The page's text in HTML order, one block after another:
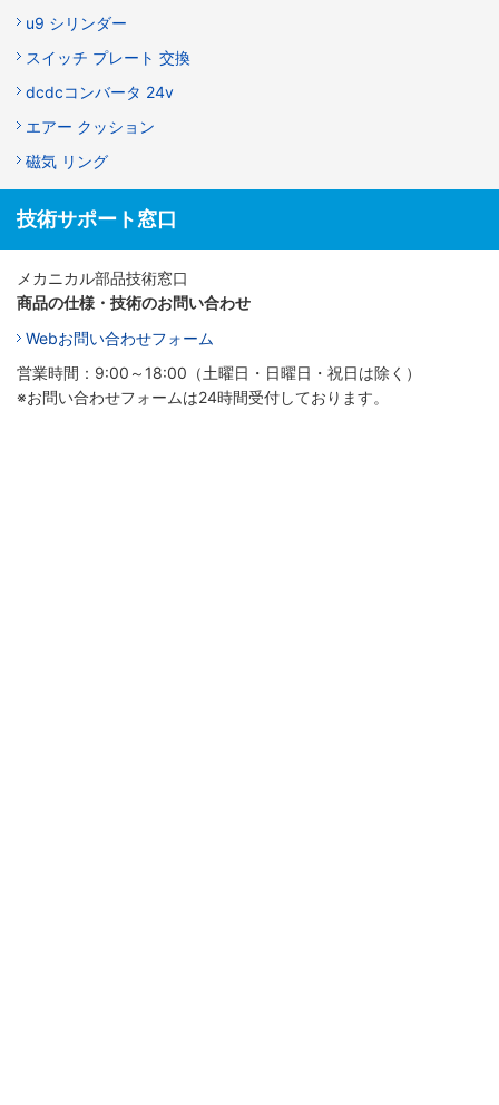
u9 シリンダー
スイッチ プレート 交換
dcdcコンバータ 24v
エアー クッション
磁気 リング
技術サポート窓口
メカニカル部品技術窓口
商品の仕様・技術のお問い合わせ
Webお問い合わせフォーム
営業時間：9:00～18:00（土曜日・日曜日・祝日は除く）
※お問い合わせフォームは24時間受付しております。